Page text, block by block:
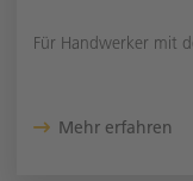
Für Handwerker mit
Mehr erfahren